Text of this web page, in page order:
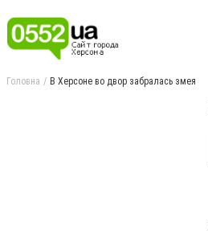
Головна В Херсоне во двор забралась змея